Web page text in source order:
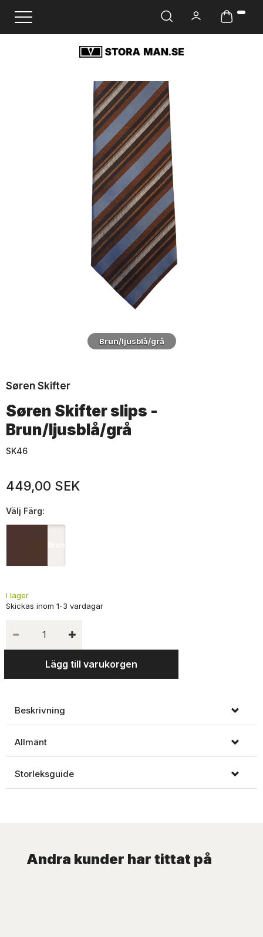
Ändra navigering
Brun/ljusblå/grå
Søren Skifter
Søren Skifter slips -
Brun/ljusblå/grå
SK46
449,00 SEK
Välj Färg:
Brun
I lager
Lägg till varukorgen
Beskrivning
Allmänt
Storleksguide
Andra kunder har tittat på